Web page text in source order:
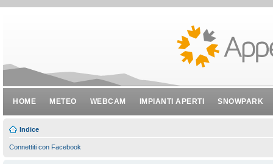
HOME METEO WEBCAM IMPIANTI APERTI SNOWPARK
Indice
Connettiti con Facebook